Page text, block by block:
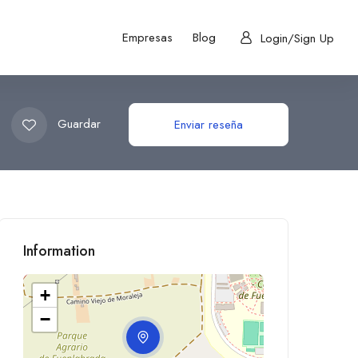
Empresas Blog Login/Sign Up
Guardar Enviar reseña
Information
+
−